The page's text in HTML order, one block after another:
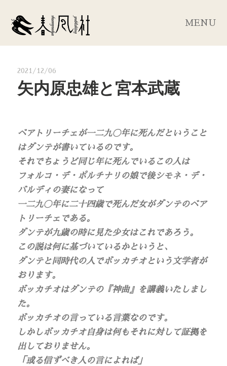
MENU
2021/12/06
矢内原忠雄と宮本武蔵
ベアトリーチェが一二九〇年に死んだということ
はダンテが書いているのです。
それでちょうど同じ年に死んでいるこの人は
フォルコ・デ・ポルチナリの娘で後シモネ・デ・
バルディの妻になって
一二九〇年に二十四歳で死んだ女がダンテのベア
トリーチェである。
ダンテが九歳の時に見た少女はこれであろう。
この説は何に基づいているかというと、
ダンテと同時代の人でボッカチオという文学者が
おります。
ボッカチオはダンテの『神曲』を講義いたしまし
た。
ボッカチオの言っている言葉なのです。
しかしボッカチオ自身は何もそれに対して証拠を
出しておりません。
「或る信ずべき人の言によれば」